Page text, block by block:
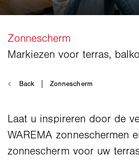
Laat u inspireren door de
WAREMA zonneschermen
zonnescherm voor uw